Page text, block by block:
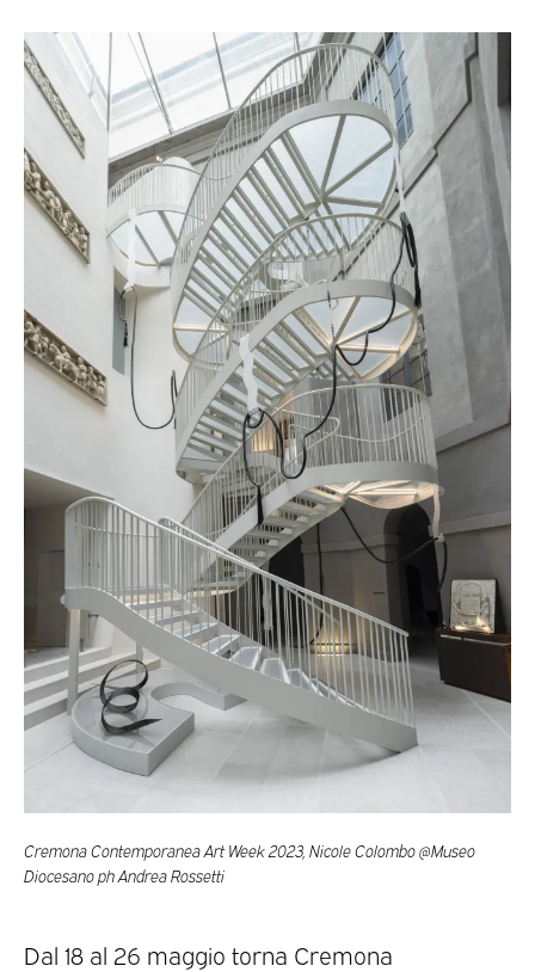
Cremona Contemporanea Art Week 2023, Nicole Colombo @Museo
Diocesano ph Andrea Rossetti
Dal 18 al 26 maggio torna Cremona